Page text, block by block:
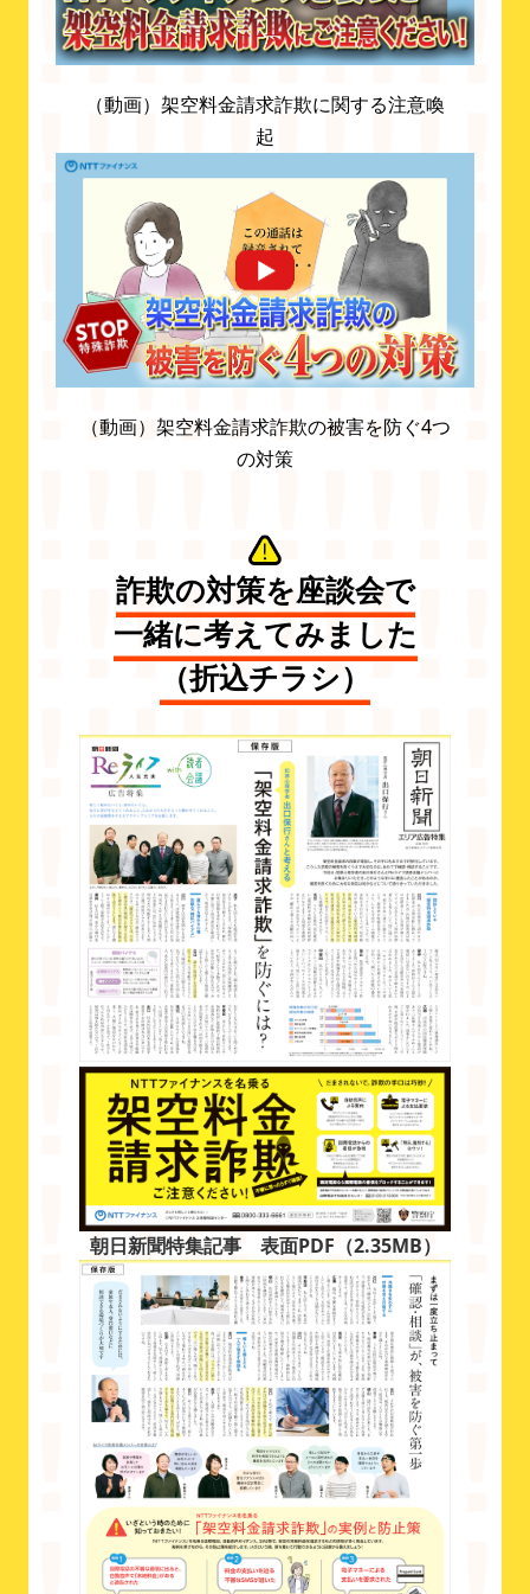
（動画）架空料金請求詐欺に関する注意喚
起
（動画）架空料金請求詐欺の被害を防ぐ4つ
の対策
詐欺の対策を座談会で
一緒に考えてみました
（折込チラシ）
朝日新聞特集記事 表面PDF（2.35MB）